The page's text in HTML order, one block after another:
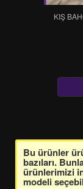
KIŞ
Bu ürünler
bazıları.
ürünlerimizi
modeli